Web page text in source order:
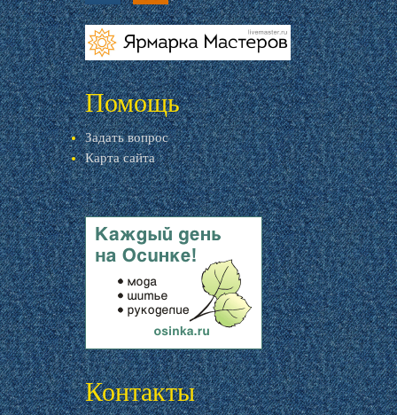
vk.com ok.ru
livemaster.ru
Помощь
Задать вопрос
Карта сайта
livemaster.ru
Контакты